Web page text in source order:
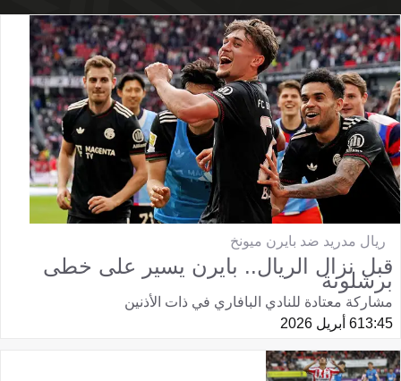
ريال مدريد ضد بايرن ميونخ
قبل نزال الريال.. بايرن يسير على خطى
برشلونة
مشاركة معتادة للنادي البافاري في ذات الأذنين
13:456 أبريل 2026